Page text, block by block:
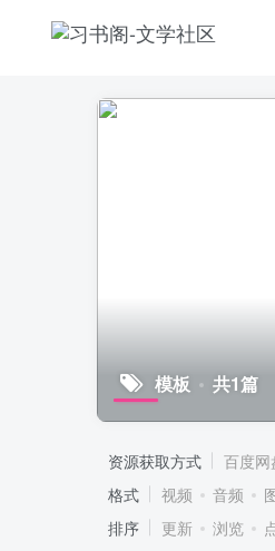
模板 共1篇
资源获取方式 百度网
格式
视频 音频
排序
更新 浏览